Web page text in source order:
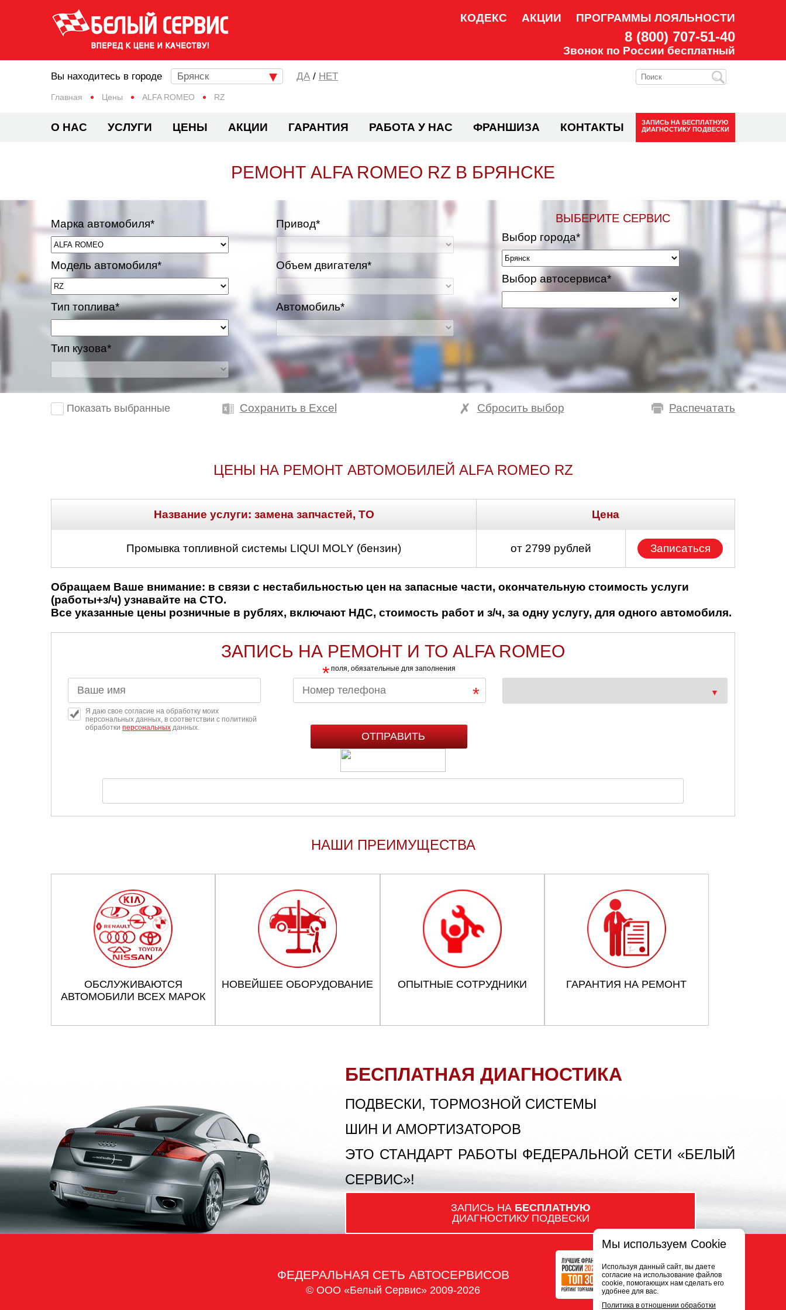
КОДЕКС АКЦИИ ПРОГРАММЫ ЛОЯЛЬНОСТИ
8 (800) 707-51-40
Звонок по России бесплатный
Главная Цены ALFA ROMEO RZ
Вы находитесь в городе Брянск / НЕТ
О НАС УСЛУГИ ЦЕНЫ АКЦИИ ГАРАНТИЯ РАБОТА У НАС ФРАНШИЗА КОНТАКТЫ ЗАПИСЬ НА БЕСПЛАТНУЮ
ДИАГНОСТИКУ ПОДВЕСКИ
РЕМОНТ ALFA ROMEO RZ В БРЯНСКЕ
Марка автомобиля*
Модель автомобиля*
Тип топлива*
Тип кузова*
Привод*
Объем двигателя*
Автомобиль*
ВЫБЕРИТЕ СЕРВИС
Выбор города*
Выбор автосервиса*
Показать выбранные Сохранить в Excel Распечатать
Сбросить выбор
ЦЕНЫ НА РЕМОНТ АВТОМОБИЛЕЙ ALFA ROMEO RZ
Название услуги: замена запчастей, ТО Цена
Промывка топливной системы LIQUI MOLY (бензин) от 2799 рублей Записаться
Обращаем Ваше внимание: в связи с нестабильностью цен на запасные части, окончательную стоимость услуги
(работы+з/ч) узнавайте на СТО.
Все указанные цены розничные в рублях, включают НДС, стоимость работ и з/ч, за одну услугу, для одного автомобиля.
ЗАПИСЬ НА РЕМОНТ И ТО ALFA ROMEO
* поля, обязательные для заполнения
Я даю свое согласие на обработку моих
персональных данных, в соответствии с политикой
обработки персональных данных.
НАШИ ПРЕИМУЩЕСТВА
ОБСЛУЖИВАЮТСЯ
АВТОМОБИЛИ ВСЕХ МАРОК
НОВЕЙШЕЕ ОБОРУДОВАНИЕ ОПЫТНЫЕ СОТРУДНИКИ ГАРАНТИЯ НА РЕМОНТ
БЕСПЛАТНАЯ ДИАГНОСТИКА
ПОДВЕСКИ, ТОРМОЗНОЙ СИСТЕМЫ
ШИН И АМОРТИЗАТОРОВ
ЭТО СТАНДАРТ РАБОТЫ ФЕДЕРАЛЬНОЙ СЕТИ «БЕЛЫЙ
СЕРВИС»!
ЗАПИСЬ НА БЕСПЛАТНУЮ
ДИАГНОСТИКУ ПОДВЕСКИ
ФЕДЕРАЛЬНАЯ СЕТЬ АВТОСЕРВИСОВ
© ООО «Белый Сервис» 2009-2026
Мы используем Cookie
Используя данный сайт, вы даете
согласие на использование файлов
cookie, помогающих нам сделать его
удобнее для вас.
Политика в отношении обработки